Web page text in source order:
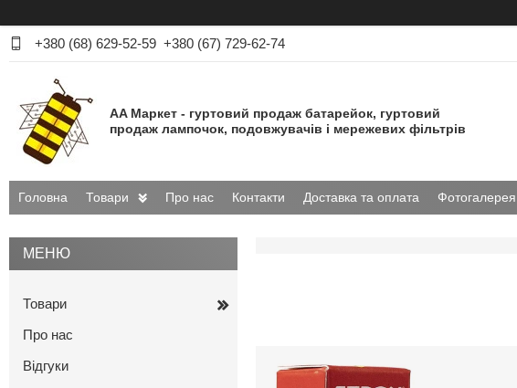
+380 (68) 629-52-59 +380 (67) 729-62-74
AA Маркет - гуртовий продаж батарейок, гуртовий
продаж лампочок, подовжувачів і мережевих фільтрів
Головна Товари Про нас Контакти Доставка та оплата Фотогалерея
Товари
Про нас
Відгуки